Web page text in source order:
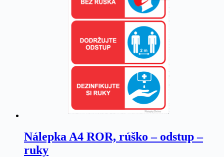
Nálepka A4 ROR, rúško – odstup –
ruky